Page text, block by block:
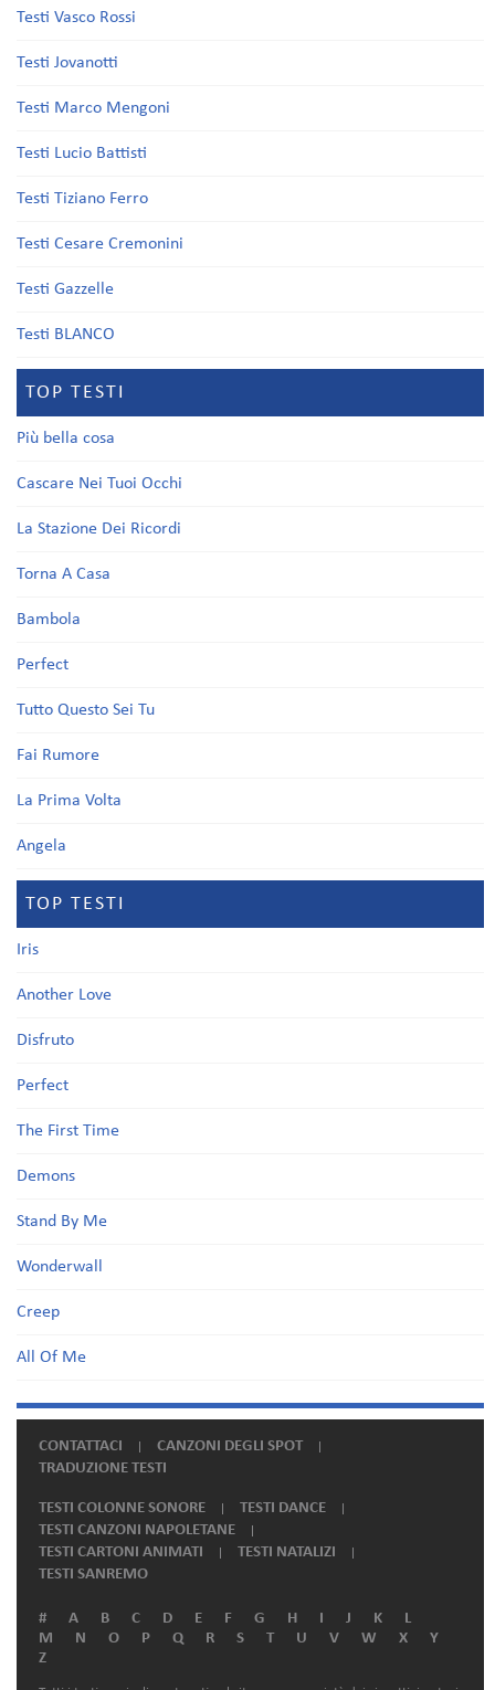
Testi Vasco Rossi
Testi Jovanotti
Testi Marco Mengoni
Testi Lucio Battisti
Testi Tiziano Ferro
Testi Cesare Cremonini
Testi Gazzelle
Testi BLANCO
TOP TESTI
Più bella cosa
Cascare Nei Tuoi Occhi
La Stazione Dei Ricordi
Torna A Casa
Bambola
Perfect
Tutto Questo Sei Tu
Fai Rumore
La Prima Volta
Angela
TOP TESTI
Iris
Another Love
Disfruto
Perfect
The First Time
Demons
Stand By Me
Wonderwall
Creep
All Of Me
CONTATTACI
CANZONI DEGLI SPOT
TRADUZIONE TESTI
TESTI COLONNE SONORE
TESTI DANCE
TESTI CANZONI NAPOLETANE
TESTI CARTONI ANIMATI
TESTI NATALIZI
TESTI SANREMO
# A B C D E F G H I J K
L
M
N O P Q R S T U V W X
Y
Z